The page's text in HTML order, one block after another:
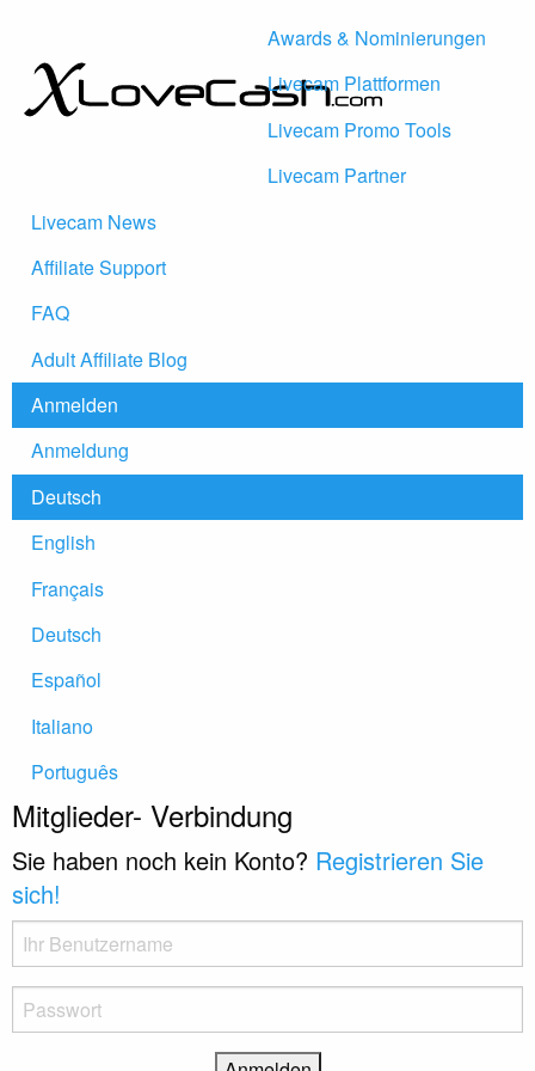
Awards & Nominierungen
Livecam Plattformen
Livecam Promo Tools
Livecam Partner
Livecam News
Affiliate Support
FAQ
Adult Affiliate Blog
Anmelden
Anmeldung
Deutsch
English
Français
Deutsch
Español
Italiano
Português
Mitglieder- Verbindung
Sie haben noch kein Konto? Registrieren Sie
sich!